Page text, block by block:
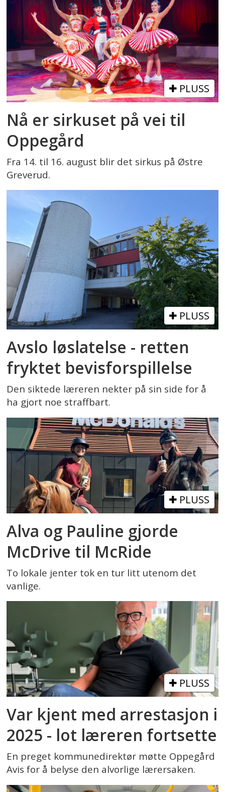
PLUSS
Nå er sirkuset på vei til
Oppegård
Fra 14. til 16. august blir det sirkus på Østre
Greverud.
PLUSS
Avslo løslatelse - retten
fryktet bevisforspillelse
Den siktede læreren nekter på sin side for å
ha gjort noe straffbart.
PLUSS
Alva og Pauline gjorde
McDrive til McRide
To lokale jenter tok en tur litt utenom det
vanlige.
PLUSS
Var kjent med arrestasjon i
2025 - lot læreren fortsette
En preget kommunedirektør møtte Oppegård
Avis for å belyse den alvorlige lærersaken.